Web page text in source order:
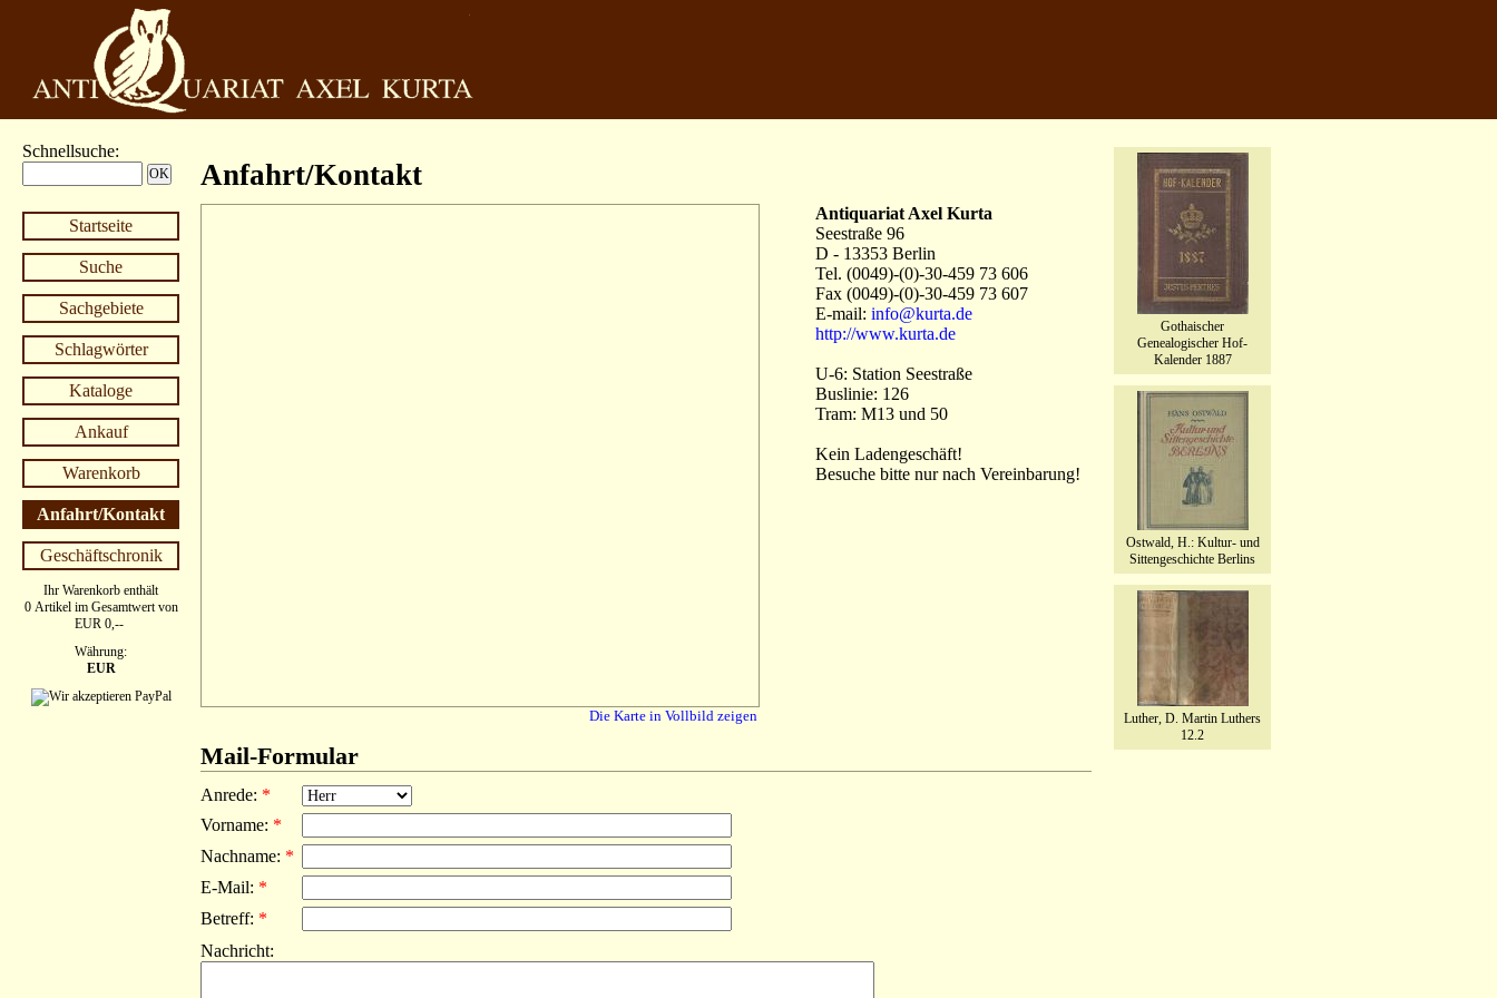
Schnellsuche:
Startseite
Suche
Sachgebiete
Schlagwörter
Kataloge
Ankauf
Warenkorb
Anfahrt/Kontakt
Geschäftschronik
Ihr Warenkorb enthält
0 Artikel im Gesamtwert von
EUR 0,--
Währung:
EUR
Gothaischer
Genealogischer Hof-
Kalender 1887
Ostwald, H.: Kultur- und
Sittengeschichte Berlins
Luther, D. Martin Luthers
12.2
Anfahrt/Kontakt
Antiquariat Axel Kurta
Seestraße 96
D - 13353 Berlin
Tel. (0049)-(0)-30-459 73 606
Fax (0049)-(0)-30-459 73 607
E-mail: info@kurta.de
http://www.kurta.de
U-6: Station Seestraße
Buslinie: 126
Tram: M13 und 50
Kein Ladengeschäft!
Besuche bitte nur nach Vereinbarung!
Die Karte in Vollbild zeigen
Mail-Formular
Anrede: *
Vorname: *
Nachname: *
E-Mail: *
Betreff: *
Nachricht: